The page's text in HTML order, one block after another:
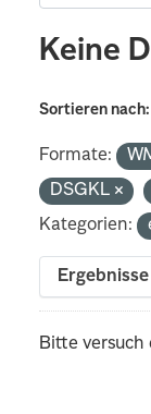
Keine
Sortieren nach
Formate:
DSGKL
Kategorien:
Bitte versuch